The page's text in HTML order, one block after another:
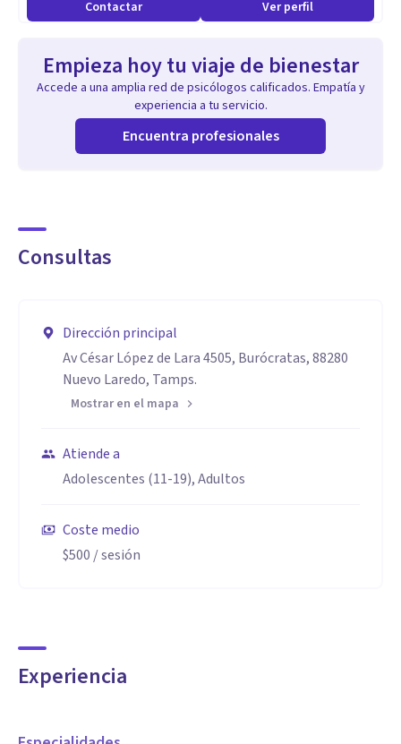
Siempre me esfuerzo por brindar el mejor servicio posible,
si te decides por mí así lo haré.
Especialidad
Terapia basada en evidencia
Honestidad
Contactar Ver perfil
Empieza hoy tu viaje de bienestar
Accede a una amplia red de psicólogos calificados. Empatía y
experiencia a tu servicio.
Encuentra profesionales
Consultas
Dirección principal
Av César López de Lara 4505, Burócratas, 88280
Nuevo Laredo, Tamps.
Mostrar en el mapa
Atiende a
Adolescentes (11-19), Adultos
Coste medio
$500 / sesión
Experiencia